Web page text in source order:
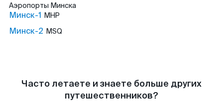
Аэропорты Минска
Минск-1 MHP
Минск-2 MSQ
Часто летаете и знаете больше других
путешественников?